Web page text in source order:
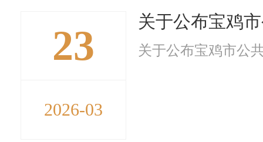
23
2026-03
关于公布宝鸡
关于公布宝鸡市公